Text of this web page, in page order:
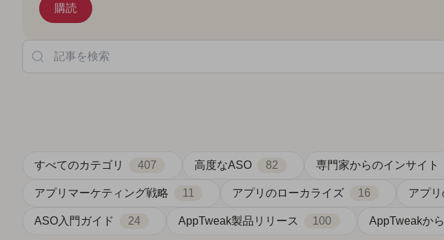
記事を検索
すべてのカテゴリ 407 高度なASO 82 専門家からのインサイト
アプリマーケティング戦略 11 アプリのローカライズ 16 アプ
ASO入門ガイド 24 AppTweak製品リリース 100 AppTweakか